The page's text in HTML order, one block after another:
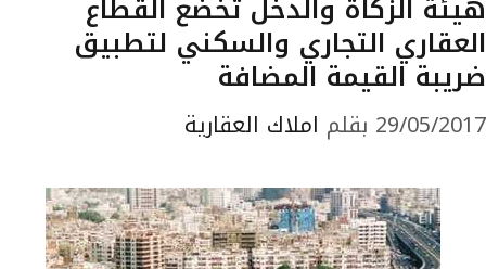
العقاري التجاري والسكني لتطبيق
ضريبة القيمة المضافة
29/05/2017 بقلم املاك العقارية